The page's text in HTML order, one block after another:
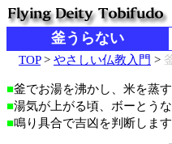
釜うらない
TOP> やさしい仏教入門 >
■釜でお湯を沸かし、米を蒸す
■湯気が上がる頃、ボーとう
■鳴り具合で吉凶を判断します